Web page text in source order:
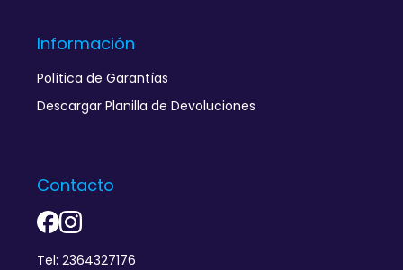
Información
Política de Garantías
Descargar Planilla de Devoluciones
Contacto
Tel: 2364327176